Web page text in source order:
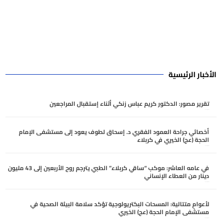
الأخبار الرئيسية
تقرير مصور: الدكتور كريم عباس زنكي أثناء إستقبال المراجعين
أخصائي جراحة العمود الفقري د. إسحاق لطوف يعود إلى مستشفى الإمام
الحجة (عج) الخيري في كربلاء
في عامه العاشر: موكب “ساقي كربلاء” الطبي يترجم روح الأربعين إلى 43 مليون
دينار من العطاء الإنساني
لأعوامٍ متتالية: المسحات البكتريولوجية تؤكد سلامة البيئة الصحية في
مستشفى الإمام الحجة (عج) الخيري